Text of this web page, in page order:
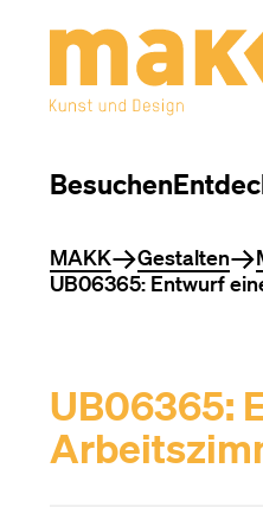
Besuchen
Sie
MAKK Gestalten
UB06365: Entwurf
UB06365: